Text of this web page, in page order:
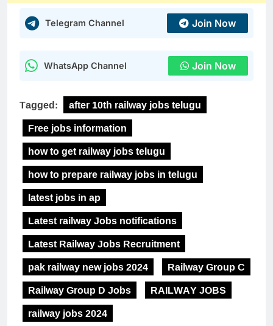
Telegram Channel Join Now
WhatsApp Channel Join Now
Tagged:
after 10th railway jobs telugu
Free jobs information
how to get railway jobs telugu
how to prepare railway jobs in telugu
latest jobs in ap
Latest railway Jobs notifications
Latest Railway Jobs Recruitment
pak railway new jobs 2024
Railway Group C
Railway Group D Jobs
RAILWAY JOBS
railway jobs 2024